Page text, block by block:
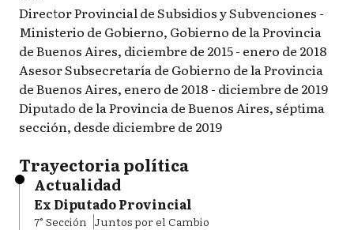
Director Provincial de Subsidios y Subvenciones -
Ministerio de Gobierno, Gobierno de la Provincia
de Buenos Aires, diciembre de 2015 - enero de 2018
Asesor Subsecretaría de Gobierno de la Provincia
de Buenos Aires, enero de 2018 - diciembre de 2019
Diputado de la Provincia de Buenos Aires, séptima
sección, desde diciembre de 2019
Trayectoria política
Actualidad
Ex Diputado Provincial
7° Sección Juntos por el Cambio